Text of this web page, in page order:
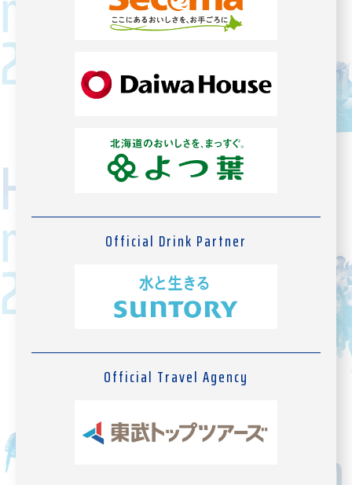
Official Drink Partner
Official Travel Agency